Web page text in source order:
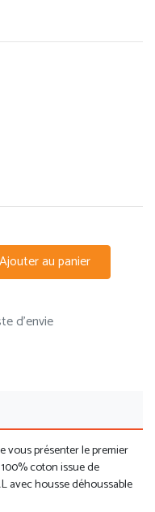
Ajouter au panier
d'envie
vous présenter le premier
coton issue de
avec housse déhoussable